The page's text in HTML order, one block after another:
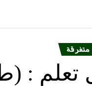
متفرقة
تعلم :